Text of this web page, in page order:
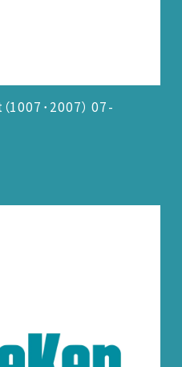
1007･2007） 07-